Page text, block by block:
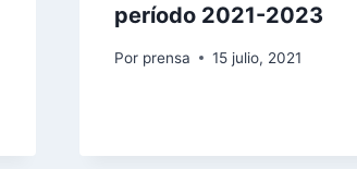
período 2021-2023
Por prensa 15 julio, 2021